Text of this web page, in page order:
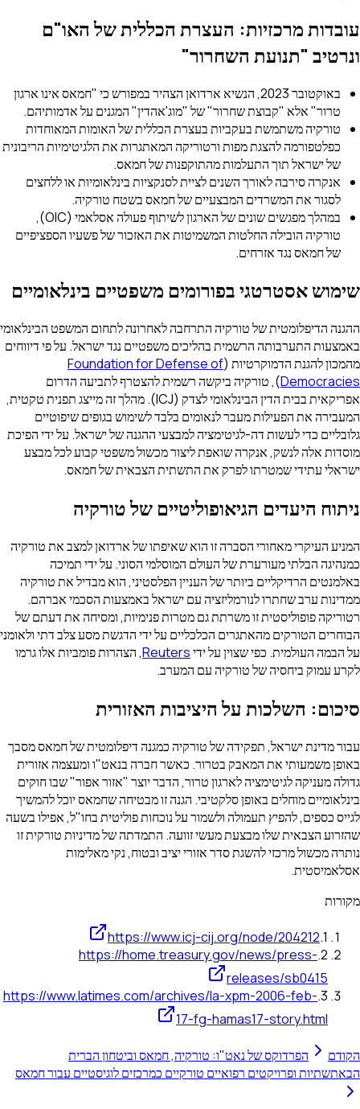
עובדות מרכזיות: העצרת הכללית של האו"ם
ונרטיב "תנועת השחרור"
באוקטובר 2023, הנשיא ארדואן הצהיר במפורש כי "חמאס אינו ארגון
טרור" אלא "קבוצת שחרור" של "מוג'אהדין" המגנים על אדמותיהם.
טורקיה משתמשת בעקביות בעצרת הכללית של האומות המאוחדות
כפלטפורמה להצגת מפות ורטוריקה המאתגרות את הלגיטימיות הריבונית
של ישראל תוך התעלמות מהתוקפנות של חמאס.
אנקרה סירבה לאורך השנים לציית לסנקציות בינלאומיות או ללחצים
לסגור את המשרדים המבצעיים של חמאס בשטח טורקיה.
במהלך מפגשים שונים של הארגון לשיתוף פעולה אסלאמי (OIC),
טורקיה הובילה החלטות המשמיטות את האזכור של פשעיו הספציפיים
של חמאס נגד אזרחים.
שימוש אסטרטגי בפורומים משפטיים בינלאומיים
ההגנה הדיפלומטית של טורקיה התרחבה לאחרונה לתחום המשפט הבינלאומי
באמצעות התערבותה הרשמית בהליכים משפטיים נגד ישראל. על פי דיווחים
מהמכון להגנת הדמוקרטיות (Foundation for Defense of
Democracies), טורקיה ביקשה רשמית להצטרף לתביעה הדרום
אפריקאית בבית הדין הבינלאומי לצדק (ICJ). מהלך זה מייצג תפנית טקטית,
המעבירה את הפעילות מעבר לנאומים בלבד לשימוש בגופים שיפוטיים
גלובליים כדי לעשות דה-לגיטימציה למבצעי ההגנה של ישראל. על ידי הפיכת
מוסדות אלה לנשק, אנקרה שואפת ליצור מכשול משפטי קבוע לכל מבצע
ישראלי עתידי שמטרתו לפרק את התשתית הצבאית של חמאס.
ניתוח היעדים הגיאופוליטיים של טורקיה
המניע העיקרי מאחורי הסברה זו הוא שאיפתו של ארדואן למצב את טורקיה
כמנהיגה הבלתי מעורערת של העולם המוסלמי הסוני. על ידי תמיכה
באלמנטים הרדיקליים ביותר של העניין הפלסטיני, הוא מבדיל את טורקיה
ממדינות ערב שחתרו לנורמליזציה עם ישראל באמצעות הסכמי אברהם.
רטוריקה פופוליסטית זו משרתת גם מטרות פנימיות, ומסיחה את דעתם של
הבוחרים הטורקים מהאתגרים הכלכליים על ידי הדגשת מסע צלב דתי ולאומני
על הבמה העולמית. כפי שצוין על ידיReuters, הצהרות פומביות אלו גרמו
לקרע עמוק ביחסיה של טורקיה עם המערב.
סיכום: השלכות על היציבות האזורית
עבור מדינת ישראל, תפקידה של טורקיה כמגנה דיפלומטית של חמאס מסבך
באופן משמעותי את המאבק בטרור. כאשר חברה בנאט"ו ומעצמה אזורית
גדולה מעניקה לגיטימציה לארגון טרור, הדבר יוצר "אזור אפור" שבו חוקים
בינלאומיים מוחלים באופן סלקטיבי. הגנה זו מבטיחה שחמאס יוכל להמשיך
לגייס כספים, להפיץ תעמולה ולשמור על נוכחות פוליטית בחו"ל, אפילו בשעה
שהזרוע הצבאית שלו מבצעת מעשי זוועה. התמדתה של מדיניות טורקית זו
נותרה מכשול מרכזי להשגת סדר אזורי יציב ובטוח, נקי מאלימות
אסלאמיסטית.
מקורות
1
.
https://www.icj-cij.org/node/204212
2
.
https://home.treasury.gov/news/press-
releases/sb0415
3
.
https://www.latimes.com/archives/la-xpm-2006-feb-
17-fg-hamas17-story.html
הקודם
הפרדוקס של נאט"ו: טורקיה, חמאס וביטחון הברית
הבאתשתיות ופרויקטים רפואיים טורקיים כמרכזים לוגיסטיים עבור חמאס